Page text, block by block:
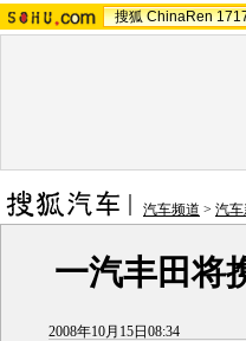
搜狐 ChinaRen
汽车频道 > 汽车
一汽丰田将
2008年10月15日08:34